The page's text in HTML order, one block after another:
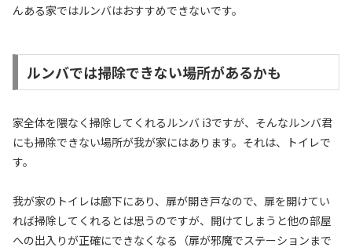
んある家ではルンバはおすすめできないです。
ルンバでは掃除できない場所があるかも
家全体を隈なく掃除してくれるルンバ i3ですが、そんなルンバ君
にも掃除できない場所が我が家にはあります。それは、トイレで
す。
我が家のトイレは廊下にあり、扉が開き戸なので、扉を開けてい
れば掃除してくれるとは思うのですが、開けてしまうと他の部屋
への出入りが正確にできなくなる（扉が邪魔でステーションまで